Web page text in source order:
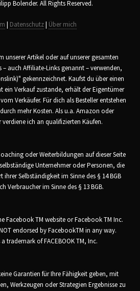
Bolender. All Rights Reserved.
| Datenschutz| Über mich
unserer Artikel oder auf unserer gesamten
– auch Affiliate-Links genannt – verwenden,
gekennzeichnet. Kaufst du über einen
ein Verkauf zustande, erhält der Eigentümer
Verkäufer. Für dich als Besteller entstehen
mehr Kosten. Als u.a. Amazon oder
verdiene ich an qualifizierten Käufen.
oder Weiterbildungen auf dieser Seite
Unternehmer oder Personen, die
ihrer Selbständigkeit im Sinne des § 14 BGB
Verbraucher im Sinne des § 13 BGB.
Facebook TM website or Facebook TM Inc.
endorsed by FacebookTM in any way.
a trademark of FACEBOOK TM, Inc.
Garantien für Ihre Fähigkeit geben, mit
Werkzeugen oder Strategien Ergebnisse zu